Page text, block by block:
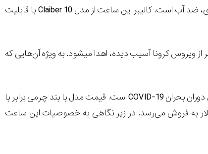
Claiber 10با قابلیت
برایتلینگ می‌گوید، درآمد حاصل از فروش ساعت به سازمان‌های خیریه کشورهایی که سخت‌تر از ویروس کرونا آسیب دیده، اهدا می‎شود. به ویژه آن‌هایی که
بحرانCOVID-19است. قیمت مدل با بند چرمی برابر با
دلار و با بند چرمی گیره‌دار برابر با 4.770 دلار بوده و با بند فولادی با قیمت 5.025 دلار به فروش می‌رسد. در زیر نگاهی به خصوصیات این ساعت